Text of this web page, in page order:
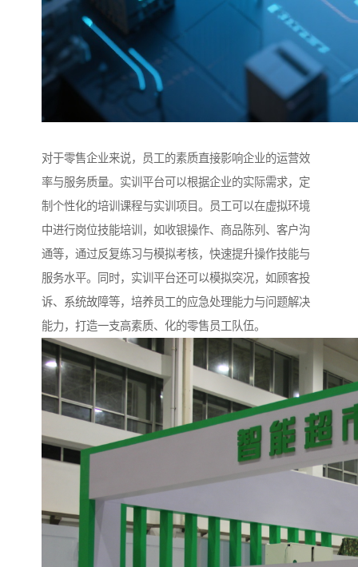
对于零售企业来说，员工的素质直接影响企业的运营效
率与服务质量。实训平台可以根据企业的实际需求，定
制个性化的培训课程与实训项目。员工可以在虚拟环境
中进行岗位技能培训，如收银操作、商品陈列、客户沟
通等，通过反复练习与模拟考核，快速提升操作技能与
服务水平。同时，实训平台还可以模拟突况，如顾客投
诉、系统故障等，培养员工的应急处理能力与问题解决
能力，打造一支高素质、化的零售员工队伍。